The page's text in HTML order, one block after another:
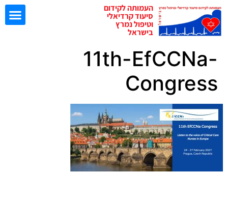
העמותה לקידום
סיעוד קרדיאלי
וטיפול נמרץ
בישראל
11th-EfCCNa-
Congress